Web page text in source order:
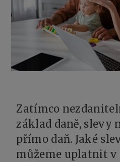
Zatímco
základ daně, slevy
přímo daň. Jaké
můžeme uplatnit v